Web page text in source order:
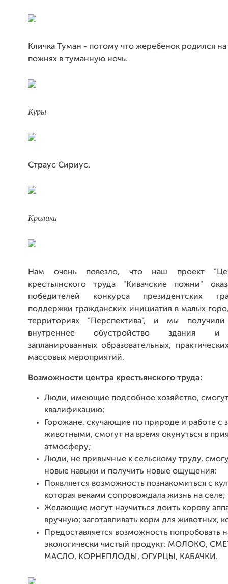
Кличка Туман - потому что жеребенок родился на
пожнях в туманную ночь.
Куры
Страус Сириус.
Кролики
Нам очень повезло, что наш проект
крестьянского труда "Кивачские пожни"
победителей конкурса президентских
поддержки гражданских инициатив в малых
территориях "Перспектива", и мы
внутреннее обустройство здания и
запланированных образовательных,
массовых мероприятий.
Возможности центра крестьянского труда:
Люди, имеющие подсобное хозяйство,
квалификацию;
Горожане, скучающие по природе и работе с
животными, смогут на время окунуться в
атмосферу;
Люди, не привычные к сельскому труду,
новые навыки и получить новые ощущения;
Появляется возможность познакомиться с
которая веками сопровождала жизнь на селе;
Желающие могут научиться доить корову
вручную; заготавливать корм для животных,
Предоставляется возможность попробовать
экологически чистый продукт: МОЛОКО,
МАСЛО, КОРНЕПЛОДЫ, ОГУРЦЫ, КАБАЧКИ.